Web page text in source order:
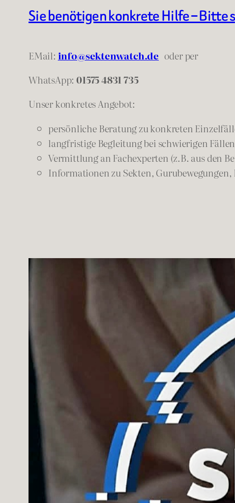
Sie benötigen konkrete Hilfe – Bitte
EMail: info@sektenwatch.de oderper
WhatsApp:01575 4831 735
Unser konkretes Angebot:
persönliche Beratung zu konkreten
langfristige Begleitung bei schwierigen
Vermittlung an Fachexperten (z.B. aus den
Informationen zu Sekten,